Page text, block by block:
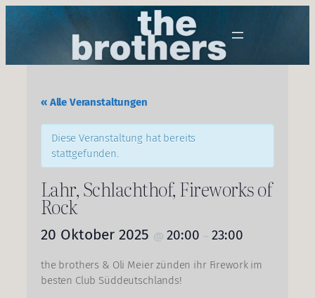
« Alle Veranstaltungen
Diese Veranstaltung hat bereits
stattgefunden.
Lahr, Schlachthof, Fireworks of
Rock
20 Oktober 2025 @ 20:00 – 23:00
the brothers & Oli Meier zünden ihr Firework im
besten Club Süddeutschlands!